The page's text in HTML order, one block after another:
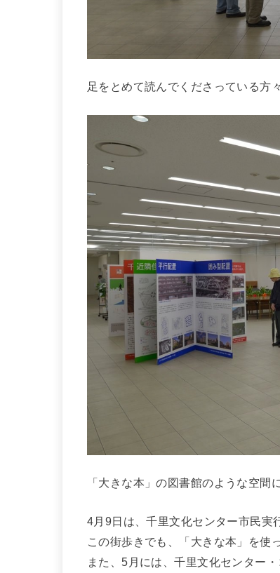
足をとめて読んでくださっている方々
「大きな本」の図書館のような空間に
4月9日は、千里文化センター市民実
この街歩きでも、「大きな本」を使
また、5月には、千里文化センター